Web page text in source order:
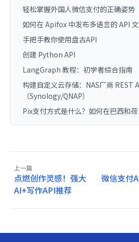
轻松掌握外国人微信支付的正确姿势
如何在 Apifox 中发布多语言的 API 文
手把手教你使用盘古API
创建 Python API
LangGraph 教程：初学者综合指南
构建自定义云存储：NAS厂商 REST
（Synology/QNAP）
Pix支付方式是什么？如何在巴西和荷
上一篇
点燃创作灵感！强大
AI+写作API推荐
微信支付